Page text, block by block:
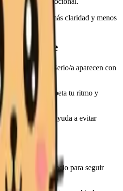
amar con más claridad y menos
romance
a y tu lado Serio/a aparecen con
tu pareja respeta tu ritmo y
simples ayuda a evitar
respeto y espacio para seguir